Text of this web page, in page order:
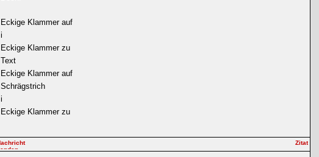
Eckige Klammer auf
i
Eckige Klammer zu
Text
Eckige Klammer auf
Schrägstrich
i
Eckige Klammer zu